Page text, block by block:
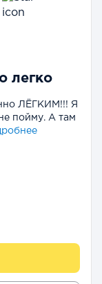
легко
ЛЁГКИМ!!! Я
пойму. А там